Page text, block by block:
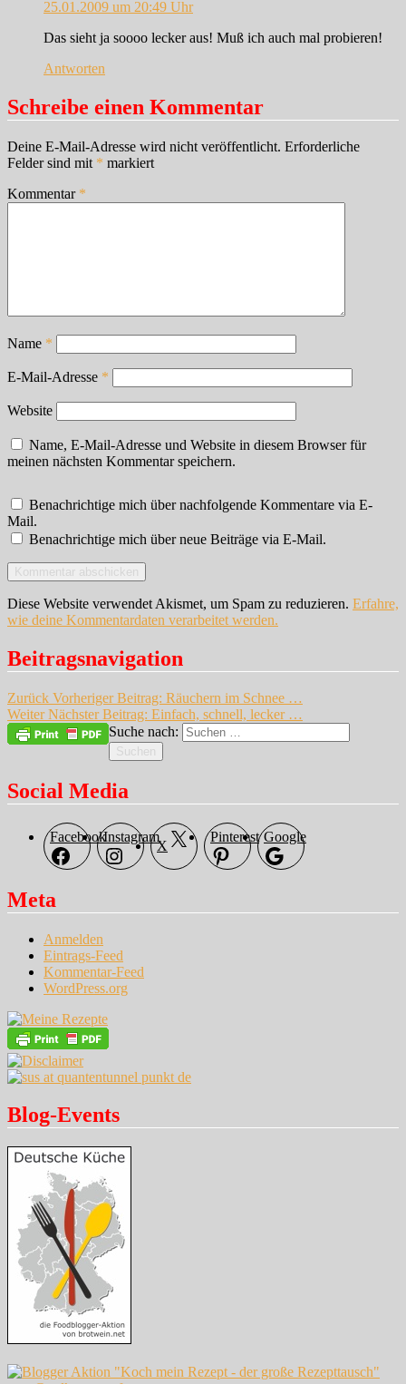
25.01.2009 um 20:49 Uhr
Das sieht ja soooo lecker aus! Muß ich auch mal probieren!
Antworten
Schreibe einen Kommentar
Deine E-Mail-Adresse wird nicht veröffentlicht. Erforderliche
Felder sind mit * markiert
Kommentar *
Name *
E-Mail-Adresse *
Website
Name, E-Mail-Adresse und Website in diesem Browser für
meinen nächsten Kommentar speichern.
Benachrichtige mich über nachfolgende Kommentare via E-
Mail.
Benachrichtige mich über neue Beiträge via E-Mail.
Diese Website verwendet Akismet, um Spam zu reduzieren. Erfahre,
wie deine Kommentardaten verarbeitet werden.
Beitragsnavigation
Zurück Vorheriger Beitrag: Räuchern im Schnee …
Weiter Nächster Beitrag: Einfach, schnell, lecker …
Suche nach:
Suchen
Social Media
FacebookInstagram
X
Pinterest Google
Meta
Anmelden
Eintrags-Feed
Kommentar-Feed
WordPress.org
Blog-Events